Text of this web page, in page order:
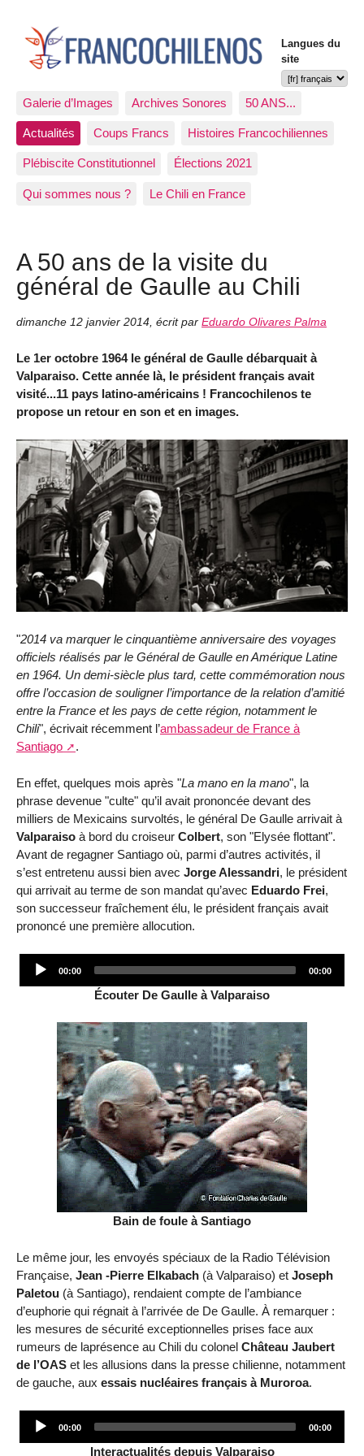
Langues du
site
Galerie d’Images Archives Sonores 50 ANS...
Actualités Coups Francs Histoires Francochiliennes
Plébiscite Constitutionnel Élections 2021
Qui sommes nous ? Le Chili en France
A 50 ans de la visite du
général de Gaulle au Chili
dimanche 12 janvier 2014, écrit par Eduardo Olivares Palma
Le 1er octobre 1964 le général de Gaulle débarquait à
Valparaiso. Cette année là, le président français avait
visité...11 pays latino-américains ! Francochilenos te
propose un retour en son et en images.
"2014 va marquer le cinquantième anniversaire des voyages
officiels réalisés par le Général de Gaulle en Amérique Latine
en 1964. Un demi-siècle plus tard, cette commémoration nous
offre l’occasion de souligner l’importance de la relation d’amitié
entre la France et les pays de cette région, notamment le
Chili", écrivait récemment l’ambassadeur de France à
Santiago
.
En effet, quelques mois après "La mano en la mano", la
phrase devenue "culte" qu’il avait prononcée devant des
milliers de Mexicains survoltés, le général De Gaulle arrivait à
Valparaiso à bord du croiseur Colbert, son "Elysée flottant".
Avant de regagner Santiago où, parmi d’autres activités, il
s’est entretenu aussi bien avec Jorge Alessandri, le président
qui arrivait au terme de son mandat qu’avec Eduardo Frei,
son successeur fraîchement élu, le président français avait
prononcé une première allocution.
00:00 00:00
Écouter De Gaulle à Valparaiso
Bain de foule à Santiago
Le même jour, les envoyés spéciaux de la Radio Télévision
Française, Jean -Pierre Elkabach (à Valparaiso) et Joseph
Paletou (à Santiago), rendaient compte de l’ambiance
d’euphorie qui régnait à l’arrivée de De Gaulle. À remarquer :
les mesures de sécurité exceptionnelles prises face aux
rumeurs de laprésence au Chili du colonel Château Jaubert
de l’OAS et les allusions dans la presse chilienne, notamment
de gauche, aux essais nucléaires français à Muroroa.
00:00 00:00
Interactualités depuis Valparaiso